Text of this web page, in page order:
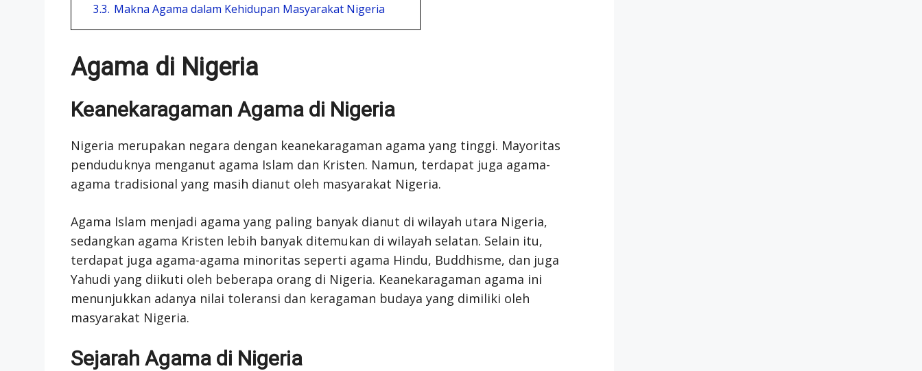
3.3. Makna Agama dalam Kehidupan Masyarakat Nigeria
Agama di Nigeria
Keanekaragaman Agama di Nigeria
Nigeria merupakan negara dengan keanekaragaman agama yang tinggi. Mayoritas
penduduknya menganut agama Islam dan Kristen. Namun, terdapat juga agama-
agama tradisional yang masih dianut oleh masyarakat Nigeria.
Agama Islam menjadi agama yang paling banyak dianut di wilayah utara Nigeria,
sedangkan agama Kristen lebih banyak ditemukan di wilayah selatan. Selain itu,
terdapat juga agama-agama minoritas seperti agama Hindu, Buddhisme, dan juga
Yahudi yang diikuti oleh beberapa orang di Nigeria. Keanekaragaman agama ini
menunjukkan adanya nilai toleransi dan keragaman budaya yang dimiliki oleh
masyarakat Nigeria.
Sejarah Agama di Nigeria